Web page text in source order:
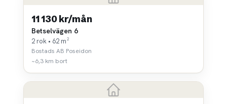
11 130 kr/mån
Betselvägen 6
2 rok • 62 m²
Bostads AB Poseidon
~6,3 km bort